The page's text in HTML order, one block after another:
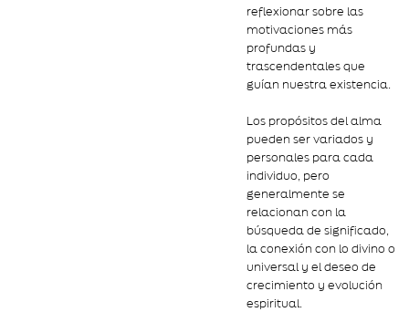
reflexionar sobre las
motivaciones más
profundas y
trascendentales que
guían nuestra existencia.
Los propósitos del alma
pueden ser variados y
personales para cada
individuo, pero
generalmente se
relacionan con la
búsqueda de significado,
la conexión con lo divino o
universal y el deseo de
crecimiento y evolución
espiritual.